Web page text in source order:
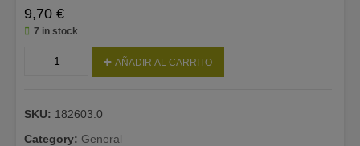
9,70 €
7 in stock
quantity
AÑADIR AL CARRITO
SKU: 182603.0
Category: General